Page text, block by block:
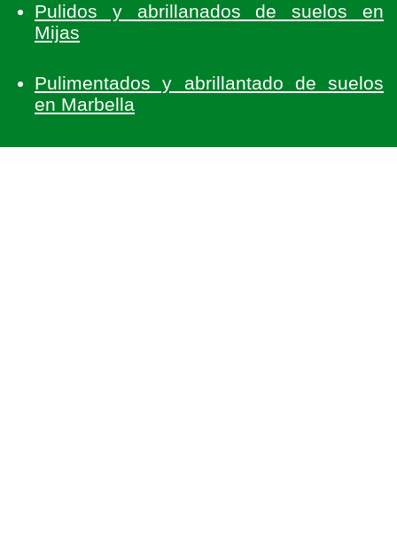
Pulidos y abrillanados de suelos en
Mijas
Pulimentados y abrillantado de suelos
en Marbella